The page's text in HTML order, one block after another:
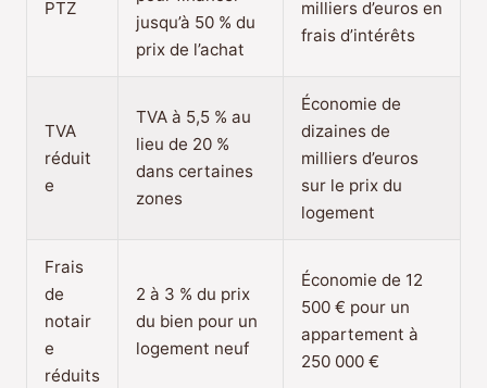
PTZ
jusqu’à 50 % du
prix de l’achat
milliers d’euros en
frais d’intérêts
TVA
réduit
e
TVA à 5,5 % au
lieu de 20 %
dans certaines
zones
Économie de
dizaines de
milliers d’euros
sur le prix du
logement
Frais
de
notair
e
réduits
2 à 3 % du prix
du bien pour un
logement neuf
Économie de 12
500 € pour un
appartement à
250 000 €